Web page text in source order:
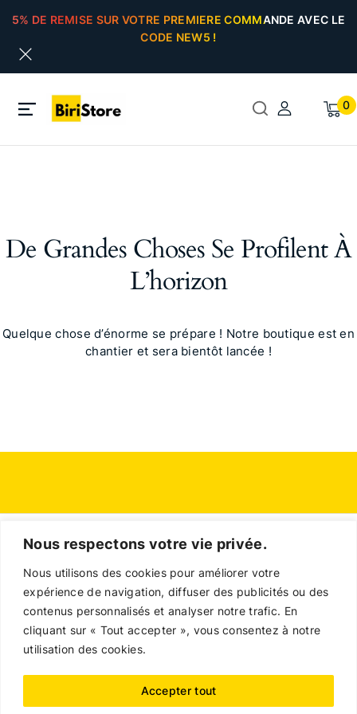
Nous respectons votre vie privée.
Nous utilisons des cookies pour améliorer votre
expérience de navigation, diffuser des publicités ou des
contenus personnalisés et analyser notre trafic. En
cliquant sur « Tout accepter », vous consentez à notre
utilisation des cookies.
Accepter tout
5% DE REMISE SUR VOTRE PREMIERE COMMANDE AVEC LE
CODE NEW5 !
0
De Grandes Choses Se Profilent À
L’horizon
Quelque chose d’énorme se prépare ! Notre boutique est en
chantier et sera bientôt lancée !
Politique en matière de remboursements et de
retours